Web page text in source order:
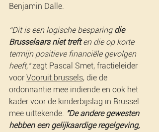
Benjamin Dalle.
“Dit is een logische besparing die
Brusselaars niet treft en die op korte
termijn positieve financiële gevolgen
heeft," zegt Pascal Smet, fractieleider
voor Vooruit.brussels, die de
ordonnantie mee indiende en ook het
kader voor de kinderbijslag in Brussel
mee uittekende. "De andere gewesten
hebben een gelijkaardige regelgeving,